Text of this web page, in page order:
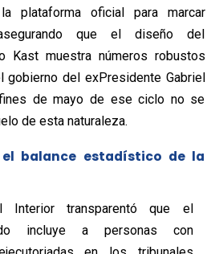
plataforma oficial para marcar
que el diseño del
Kast muestra números robustos
gobierno del exPresidente Gabriel
de mayo de ese ciclo no se
de esta naturaleza.
balance estadístico de la
Interior transparentó que el
incluye a personas con